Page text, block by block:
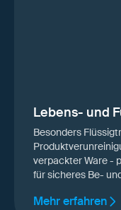
Lebens- und
Besonders
verpackter Ware -
für sicheres Be-
Mehr erfahren